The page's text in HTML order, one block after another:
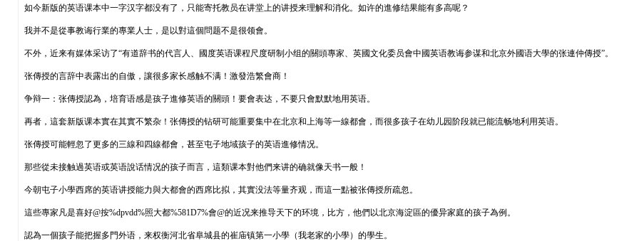
如今新版的英语课本中一字汉字都没有了，只能寄托教员在讲堂上的讲授来理解和消化。如许的進修结果能有多高呢？
我并不是從事教诲行業的專業人士，是以對這個問题不是很领會。
不外，近来有媒体采访了“有道辞书的代言人、國度英语课程尺度研制小组的關頭專家、英國文化委员會中國英语教诲参谋和北京外國语大學的张連仲傳授”。
张傳授的言辞中表露出的自傲，讓很多家长感触不满！激發浩繁會商！
争辩一：张傳授認為，培育语感是孩子進修英语的關頭！要會表达，不要只會默默地用英语。
再者，這套新版课本實在其實不繁杂！张傳授的钻研可能重要集中在北京和上海等一線都會，而很多孩子在幼儿园阶段就已能流畅地利用英语。
张傳授可能輕忽了更多的三線和四線都會，甚至屯子地域孩子的英语進修情况。
那些從未接触過英语或英语說话情况的孩子而言，這類课本對他們来讲的确就像天书一般！
今朝屯子小學西席的英语讲授能力與大都會的西席比拟，其實没法等量齐观，而這一點被张傳授所疏忽。
這些專家凡是喜好@按%dpvdd%照大都%581D7%會@的近况来推导天下的环境，比方，他們以北京海淀區的優异家庭的孩子為例。
認為一個孩子能把握多門外语，来权衡河北省阜城县的崔庙镇第一小學（我老家的小學）的學生。